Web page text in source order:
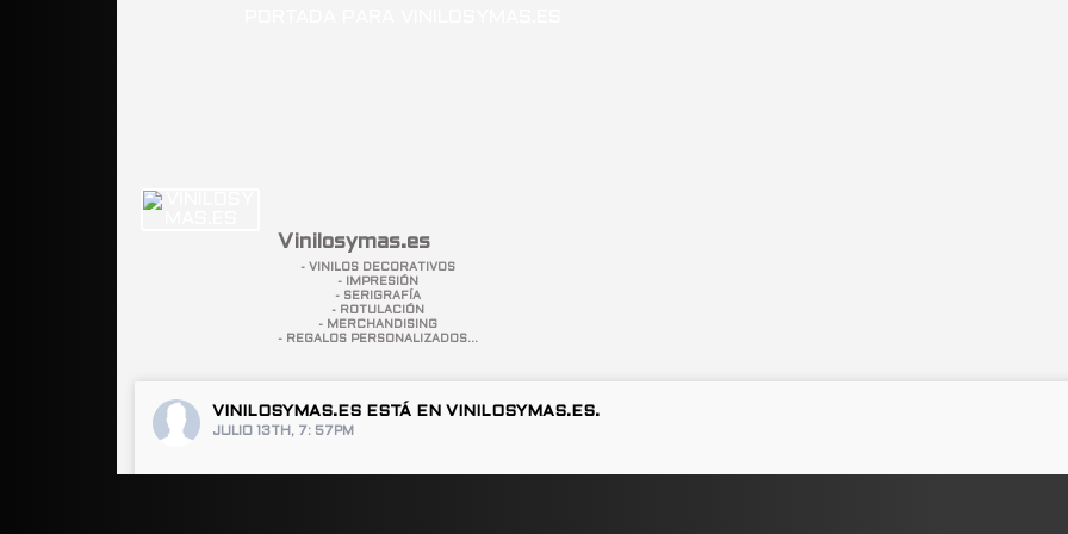
Vinilosymas.es
- VINILOS DECORATIVOS
- IMPRESIÓN
- SERIGRAFÍA
- ROTULACIÓN
- MERCHANDISING
- REGALOS PERSONALIZADOS...
VINILOSYMAS.ES ESTÁ EN VINILOSYMAS.ES.
JULIO 13TH, 7: 57PM